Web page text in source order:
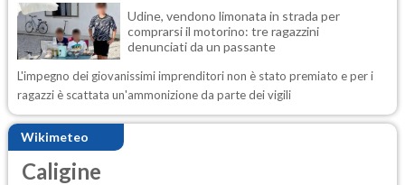
Udine, vendono limonata in strada per
comprarsi il motorino: tre ragazzini
denunciati da un passante
L'impegno dei giovanissimi imprenditori non è stato premiato e per i
ragazzi è scattata un'ammonizione da parte dei vigili
Wikimeteo
Caligine